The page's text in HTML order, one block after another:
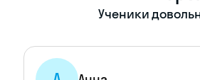
Ученики